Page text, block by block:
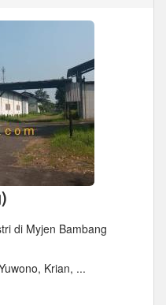
di Myjen Bambang
Krian, ...